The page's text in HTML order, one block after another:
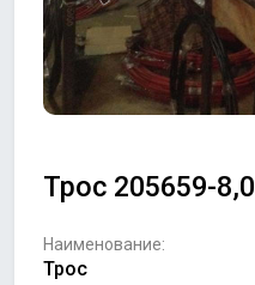
Трос 205659-8,0
Наименование:
Трос